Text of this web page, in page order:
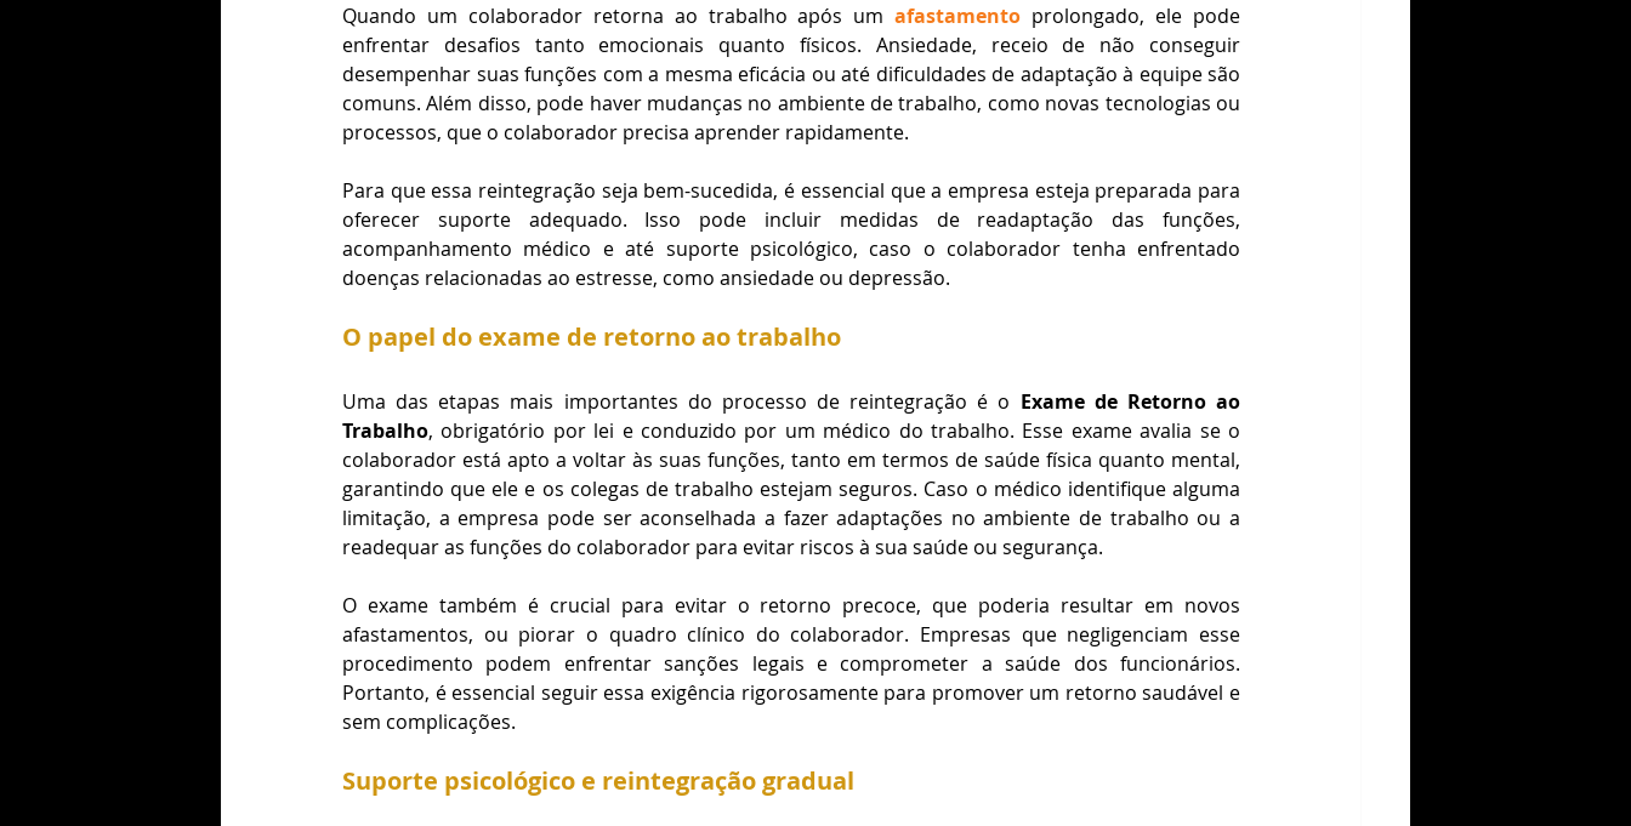
Quando um colaborador retorna ao trabalho após um afastamento prolongado, ele pode
enfrentar desafios tanto emocionais quanto físicos. Ansiedade, receio de não conseguir
desempenhar suas funções com a mesma eficácia ou até dificuldades de adaptação à equipe são
comuns. Além disso, pode haver mudanças no ambiente de trabalho, como novas tecnologias ou
processos, que o colaborador precisa aprender rapidamente.
Para que essa reintegração seja bem-sucedida, é essencial que a empresa esteja preparada para
oferecer suporte adequado. Isso pode incluir medidas de readaptação das funções,
acompanhamento médico e até suporte psicológico, caso o colaborador tenha enfrentado
doenças relacionadas ao estresse, como ansiedade ou depressão.
O papel do exame de retorno ao trabalho
Uma das etapas mais importantes do processo de reintegração é o Exame de Retorno ao
Trabalho, obrigatório por lei e conduzido por um médico do trabalho. Esse exame avalia se o
colaborador está apto a voltar às suas funções, tanto em termos de saúde física quanto mental,
garantindo que ele e os colegas de trabalho estejam seguros. Caso o médico identifique alguma
limitação, a empresa pode ser aconselhada a fazer adaptações no ambiente de trabalho ou a
readequar as funções do colaborador para evitar riscos à sua saúde ou segurança.
O exame também é crucial para evitar o retorno precoce, que poderia resultar em novos
afastamentos, ou piorar o quadro clínico do colaborador. Empresas que negligenciam esse
procedimento podem enfrentar sanções legais e comprometer a saúde dos funcionários.
Portanto, é essencial seguir essa exigência rigorosamente para promover um retorno saudável e
sem complicações.
Suporte psicológico e reintegração gradual